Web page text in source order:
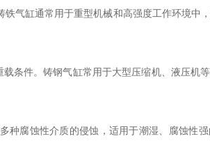
气缸通常用于重型机械和高强度工作环境中
条件。铸钢气缸常用于大型压缩机、液压机
腐蚀性介质的侵蚀，适用于潮湿、腐蚀性